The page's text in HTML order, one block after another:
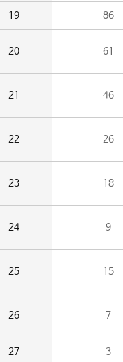
19 86
20 61
21 46
22 26
23 18
24 9
25 15
26 7
27 3